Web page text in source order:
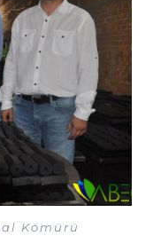
Kömürü